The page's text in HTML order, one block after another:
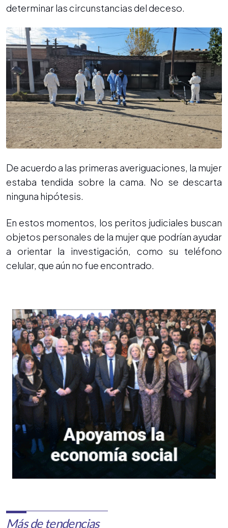
determinar las circunstancias del deceso.
De acuerdo a las primeras averiguaciones, la mujer
estaba tendida sobre la cama. No se descarta
ninguna hipótesis.
En estos momentos, los peritos judiciales buscan
objetos personales de la mujer que podrían ayudar
a orientar la investigación, como su teléfono
celular, que aún no fue encontrado.
Más de tendencias